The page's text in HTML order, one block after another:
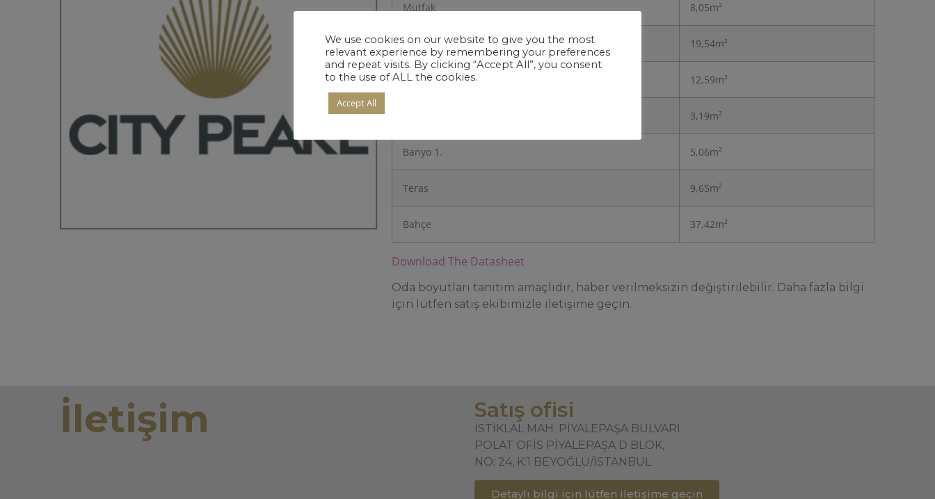
Mutfak 8,05m²
Salon 19,54m²
Yatak Odası 1. 12,59m²
3,19m²
Banyo 1. 5,06m²
Teras 9,65m²
Bahçe 37,42m²
Download The Datasheet
Oda boyutları tanıtım amaçlıdır, haber verilmeksizin değiştirilebilir. Daha fazla bilgi
için lütfen satış ekibimizle iletişime geçin.
İletişim Satış ofisi
İSTİKLAL MAH. PİYALEPAŞA BULVARI
POLAT OFİS PİYALEPAŞA D BLOK,
NO: 24, K:1 BEYOĞLU/İSTANBUL
Detaylı bilgi için lütfen iletişime geçin
We use cookies on our website to give you the most
relevant experience by remembering your preferences
and repeat visits. By clicking “Accept All”, you consent
to the use of ALL the cookies.
Accept All